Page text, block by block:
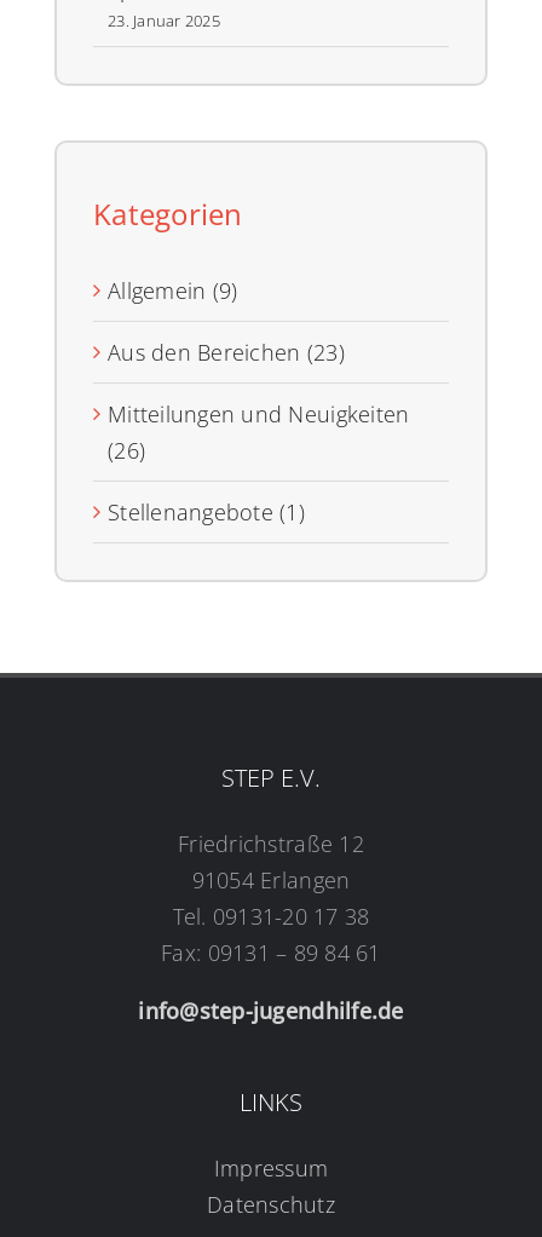
23. Januar 2025
Kategorien
Allgemein (9)
Aus den Bereichen (23)
Mitteilungen und Neuigkeiten
(26)
Stellenangebote (1)
STEP E.V.
Friedrichstraße 12
91054 Erlangen
Tel. 09131-20 17 38
Fax: 09131 – 89 84 61
info@step-jugendhilfe.de
LINKS
Impressum
Datenschutz